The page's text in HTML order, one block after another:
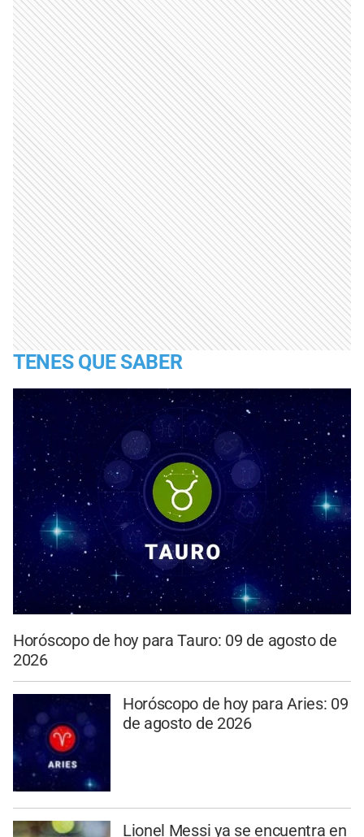
TENES QUE SABER
Horóscopo de hoy para Tauro: 09 de agosto de
2026
Horóscopo de hoy para Aries: 09
de agosto de 2026
Lionel Messi ya se encuentra en